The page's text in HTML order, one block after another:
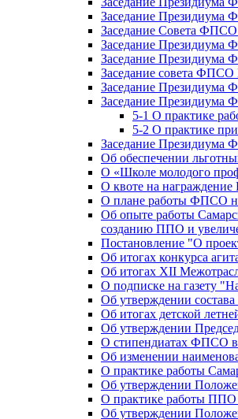
Заседание Президиума
Заседание Совета ФПСО
Заседание Президиума
Заседание Президиума
Заседание совета ФПСО
Заседание Президиума
Заседание Президиума
5-1 О практике
5-2 О практике
Заседание Президиума
Об обеспечении
О «Школе молодого
О квоте на
О плане работы ФПСО
Об опыте работы
созданию ППО и
Постановление "О
Об итогах конкурса
Об итогах XII
О подписке на газету
Об утверждении
Об итогах детской
Об утверждении
О стипендиатах ФПСО в
Об изменении
О практике работы
Об утверждении
О практике работы
Об утверждении